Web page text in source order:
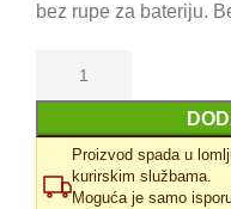
bez rupe za bateriju.
Proizvod spada u
kurirskim službama.
Moguća je samo